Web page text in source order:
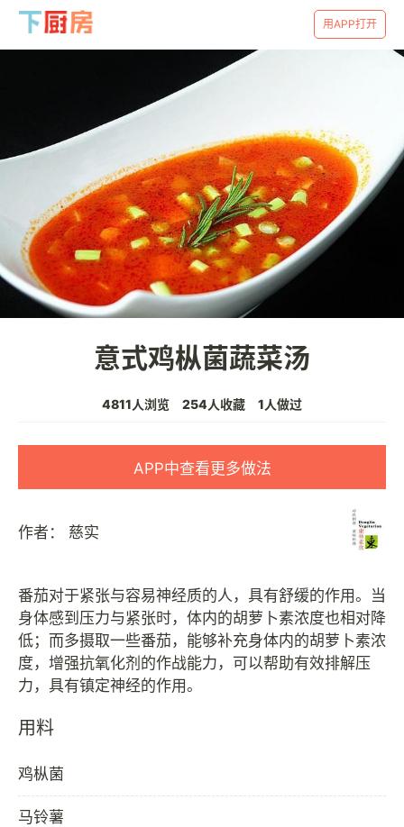
用APP打开
意式鸡枞菌蔬菜汤
4811人浏览 254人收藏 1人做过
APP中查看更多做法
作者： 慈实
番茄对于紧张与容易神经质的人，具有舒缓的作用。当
身体感到压力与紧张时，体内的胡萝卜素浓度也相对降
低；而多摄取一些番茄，能够补充身体内的胡萝卜素浓
度，增强抗氧化剂的作战能力，可以帮助有效排解压
用料
鸡枞菌
马铃薯